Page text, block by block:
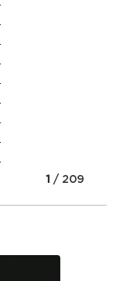
1 / 209